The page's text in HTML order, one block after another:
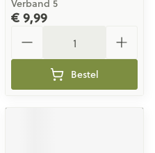
Verband 5
€ 9,99
Bestel